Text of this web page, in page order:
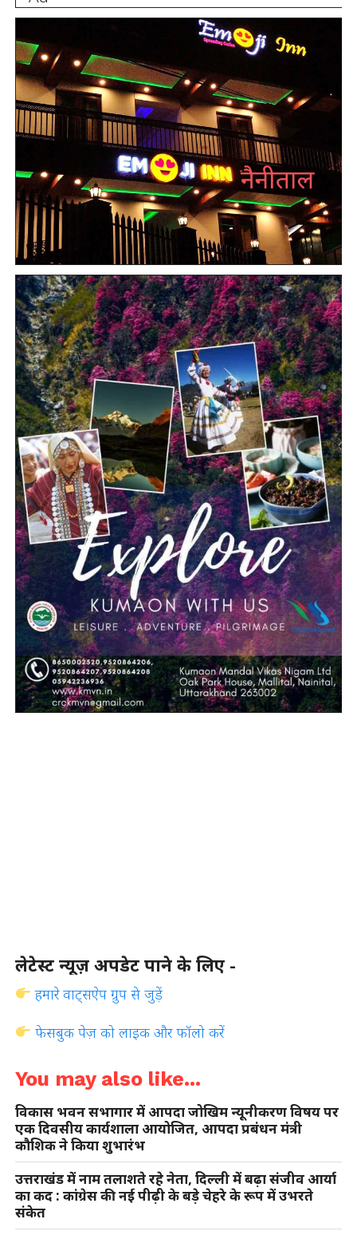
लेटेस्ट न्यूज़ अपडेट पाने के लिए -
हमारे वाट्सऐप ग्रुप से जुड़ें
फेसबुक पेज़ को लाइक और फॉलो करें
You may also like...
विकास भवन सभागार में आपदा जोखिम न्यूनीकरण विषय पर
एक दिवसीय कार्यशाला आयोजित, आपदा प्रबंधन मंत्री
कौशिक ने किया शुभारंभ
उत्तराखंड में नाम तलाशते रहे नेता, दिल्ली में बढ़ा संजीव आर्या
का कद : कांग्रेस की नई पीढ़ी के बड़े चेहरे के रूप में उभरते
संकेत